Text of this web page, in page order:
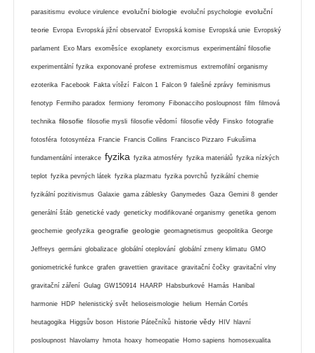
parasitismu evoluce virulence evoluční biologie evoluční psychologie evoluční
teorie Evropa Evropská jižní observatoř Evropská komise Evropská unie Evropský
parlament Exo Mars exoměsíce exoplanety exorcismus experimentální filosofie
experimentální fyzika exponované profese extremismus extremofilní organismy
ezoterika Facebook Fakta vítězí Falcon 1 Falcon 9 falešné zprávy feminismus
fenotyp Fermiho paradox fermiony feromony Fibonacciho posloupnost film filmová
technika filosofie filosofie mysli filosofie vědomí filosofie vědy Finsko fotografie
fotosféra fotosyntéza Francie Francis Collins Francisco Pizzaro Fukušima
fundamentální interakce fyzika fyzika atmosféry fyzika materiálů fyzika nízkých
teplot fyzika pevných látek fyzika plazmatu fyzika povrchů fyzikální chemie
fyzikální pozitivismus Galaxie gama záblesky Ganymedes Gaza Gemini 8 gender
generální štáb genetické vady geneticky modifikované organismy genetika genom
geochemie geofyzika geografie geologie geomagnetismus geopolitika George
Jeffreys germáni globalizace globální oteplování globální zmeny klimatu GMO
goniometrické funkce grafen gravettien gravitace gravitační čočky gravitační vlny
gravitační záření Gulag GW150914 HAARP Habsburkové Hamás Hanibal
harmonie HDP helenistický svět helioseismologie helium Hernán Cortés
heutagogika Higgsův boson Historie Pátečníků historie vědy HIV hlavní
posloupnost hlavolamy hmota hoaxy homeopatie Homo sapiens homosexualita